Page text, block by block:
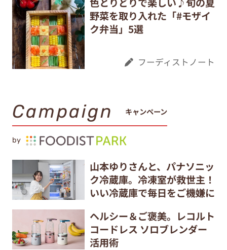
野菜を取り入れた「#モザイ
ク弁当」5選
フーディストノート
Campaign キャンペーン
by
山本ゆりさんと、パナソニッ
ク冷蔵庫。冷凍室が救世主！
いい冷蔵庫で毎日をご機嫌に
ヘルシー＆ご褒美。レコルト
コードレス ソロブレンダー
活用術